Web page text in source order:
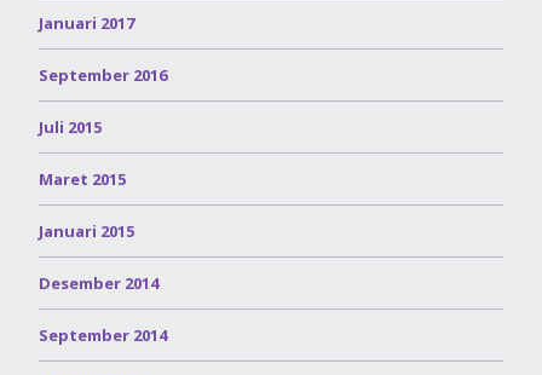
Januari 2017
September 2016
Juli 2015
Maret 2015
Januari 2015
Desember 2014
September 2014